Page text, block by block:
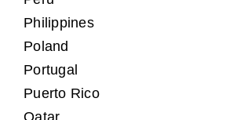
Philippines
Poland
Portugal
Puerto Rico
Qatar